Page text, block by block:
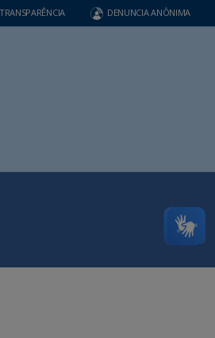
TRANSPARÊNCIA DENUNCIA ANÔNIMA